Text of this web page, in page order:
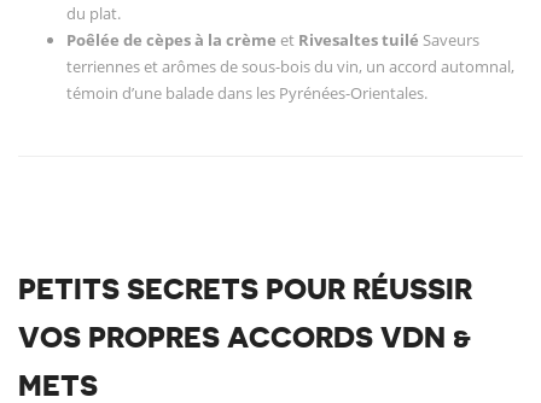
du plat.
Poêlée de cèpes à la crème et Rivesaltes tuilé Saveurs
terriennes et arômes de sous-bois du vin, un accord automnal,
témoin d’une balade dans les Pyrénées-Orientales.
PETITS SECRETS POUR RÉUSSIR
VOS PROPRES ACCORDS VDN &
METS